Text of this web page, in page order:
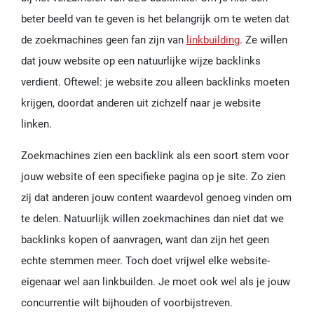
beter beeld van te geven is het belangrijk om te weten dat
de zoekmachines geen fan zijn van linkbuilding. Ze willen
dat jouw website op een natuurlijke wijze backlinks
verdient. Oftewel: je website zou alleen backlinks moeten
krijgen, doordat anderen uit zichzelf naar je website
linken.
Zoekmachines zien een backlink als een soort stem voor
jouw website of een specifieke pagina op je site. Zo zien
zij dat anderen jouw content waardevol genoeg vinden om
te delen. Natuurlijk willen zoekmachines dan niet dat we
backlinks kopen of aanvragen, want dan zijn het geen
echte stemmen meer. Toch doet vrijwel elke website-
eigenaar wel aan linkbuilden. Je moet ook wel als je jouw
concurrentie wilt bijhouden of voorbijstreven.